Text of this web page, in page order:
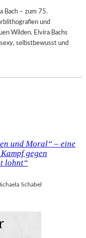
T
T
A
Bach – zum 75.
und
Wilden. Elvira Bachs
selbstbewusst und
und Moral“ – eine
gegen
lohnt“
Schabel